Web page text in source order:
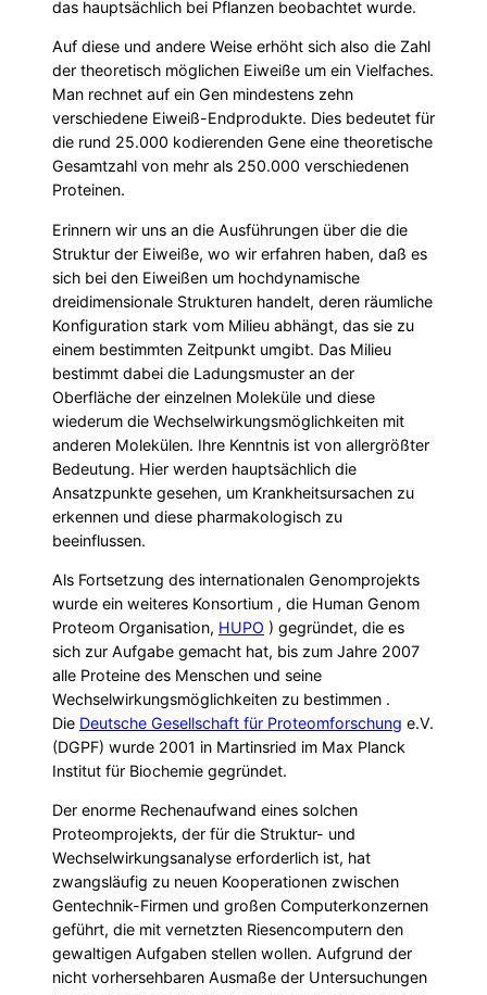
das hauptsächlich bei Pflanzen beobachtet wurde.
Auf diese und andere Weise erhöht sich also die Zahl
der theoretisch möglichen Eiweiße um ein Vielfaches.
Man rechnet auf ein Gen mindestens zehn
verschiedene Eiweiß-Endprodukte. Dies bedeutet für
die rund 25.000 kodierenden Gene eine theoretische
Gesamtzahl von mehr als 250.000 verschiedenen
Proteinen.
Erinnern wir uns an die Ausführungen über die die
Struktur der Eiweiße, wo wir erfahren haben, daß es
sich bei den Eiweißen um hochdynamische
dreidimensionale Strukturen handelt, deren räumliche
Konfiguration stark vom Milieu abhängt, das sie zu
einem bestimmten Zeitpunkt umgibt. Das Milieu
bestimmt dabei die Ladungsmuster an der
Oberfläche der einzelnen Moleküle und diese
wiederum die Wechselwirkungsmöglichkeiten mit
anderen Molekülen. Ihre Kenntnis ist von allergrößter
Bedeutung. Hier werden hauptsächlich die
Ansatzpunkte gesehen, um Krankheitsursachen zu
erkennen und diese pharmakologisch zu
beeinflussen.
Als Fortsetzung des internationalen Genomprojekts
wurde ein weiteres Konsortium , die Human Genom
Proteom Organisation, HUPO ) gegründet, die es
sich zur Aufgabe gemacht hat, bis zum Jahre 2007
alle Proteine des Menschen und seine
Wechselwirkungsmöglichkeiten zu bestimmen .
Die Deutsche Gesellschaft für Proteomforschung e.V.
(DGPF) wurde 2001 in Martinsried im Max Planck
Institut für Biochemie gegründet.
Der enorme Rechenaufwand eines solchen
Proteomprojekts, der für die Struktur- und
Wechselwirkungsanalyse erforderlich ist, hat
zwangsläufig zu neuen Kooperationen zwischen
Gentechnik-Firmen und großen Computerkonzernen
geführt, die mit vernetzten Riesencomputern den
gewaltigen Aufgaben stellen wollen. Aufgrund der
nicht vorhersehbaren Ausmaße der Untersuchungen